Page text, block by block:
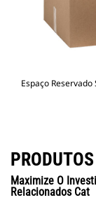
Espaço
Maximize O
Relacionados Cat